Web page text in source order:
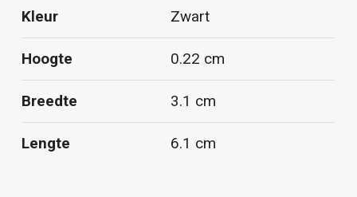
Kleur Zwart
Hoogte 0.22 cm
Breedte 3.1 cm
Lengte 6.1 cm